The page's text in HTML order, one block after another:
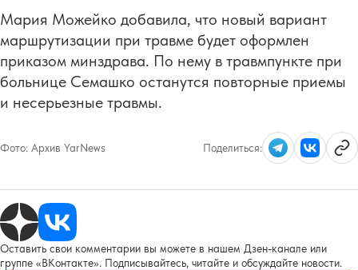
Мария Можейко добавила, что новый вариант
маршрутизации при травме будет оформлен
приказом минздрава. По нему в травмпункте при
больнице Семашко останутся повторные приемы
и несерьезные травмы.
Фото: Архив YarNews Поделиться:
Оставить свои комментарии вы можете в нашем Дзен-канале или
группе «ВКонтакте». Подписывайтесь, читайте и обсуждайте новости.